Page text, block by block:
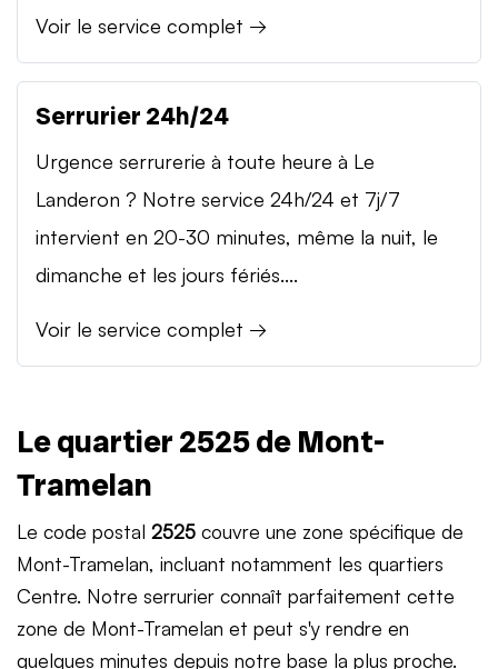
Voir le service complet →
Serrurier 24h/24
Urgence serrurerie à toute heure à Le
Landeron ? Notre service 24h/24 et 7j/7
intervient en 20-30 minutes, même la nuit, le
dimanche et les jours fériés....
Voir le service complet →
Le quartier 2525 de Mont-
Tramelan
Le code postal 2525 couvre une zone spécifique de
Mont-Tramelan, incluant notamment les quartiers
Centre. Notre serrurier connaît parfaitement cette
zone de Mont-Tramelan et peut s'y rendre en
quelques minutes depuis notre base la plus proche.